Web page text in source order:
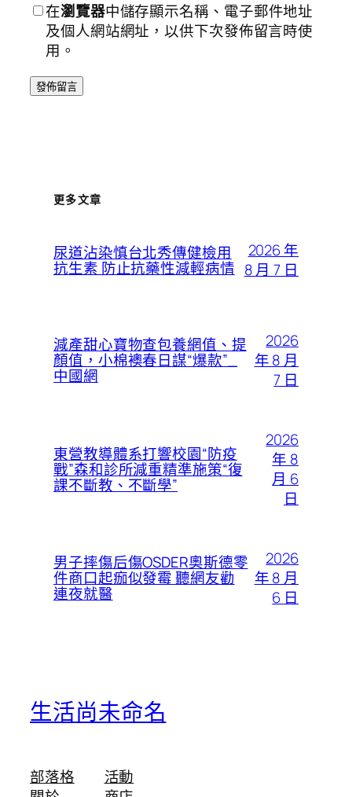
在瀏覽器中儲存顯示名稱、電子郵件地址
及個人網站網址，以供下次發佈留言時使
用。
更多文章
尿道沾染慎台北秀傳健檢用
抗生素 防止抗藥性減輕病情
2026 年
8 月 7 日
減產甜心寶物查包養網值、提
顏值，小棉襖春日謀“爆款”_
中國網
2026
年 8 月
7 日
東營教導體系打響校園“防疫
戰”森和診所減重精準施策“復
課不斷教、不斷學”
2026
年 8
月 6
日
男子摔傷后傷OSDER奧斯德零
件商口起痂似發霉 聽網友勸
連夜就醫
2026
年 8 月
6 日
生活尚未命名
部落格
活動